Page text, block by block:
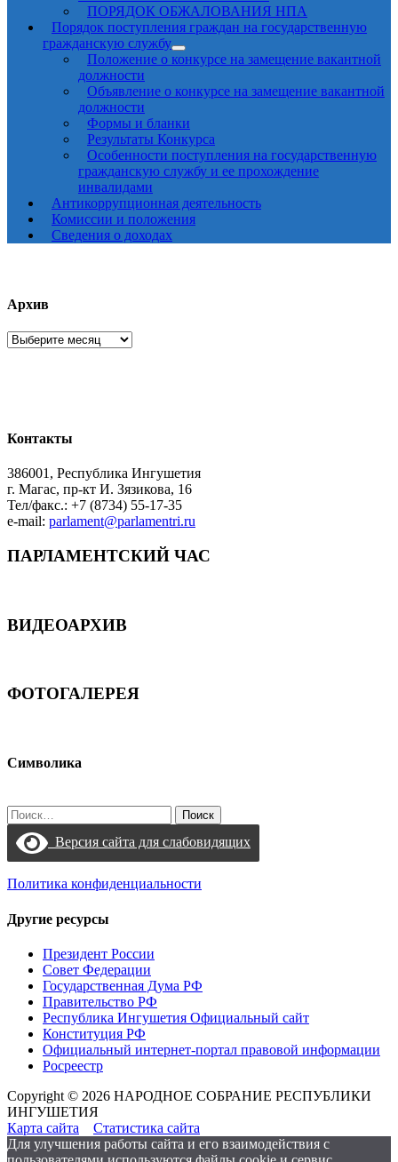
ПОРЯДОК ОБЖАЛОВАНИЯ НПА
Порядок поступления граждан на государственную
гражданскую службу
Положение о конкурсе на замещение вакантной
должности
Объявление о конкурсе на замещение вакантной
должности
Формы и бланки
Результаты Конкурса
Особенности поступления на государственную
гражданскую службу и ее прохождение
инвалидами
Антикоррупционная деятельность
Комиссии и положения
Сведения о доходах
Архив
Архив
Контакты
386001, Республика Ингушетия
г. Магас, пр-кт И. Зязикова, 16
Тел/факс.: +7 (8734) 55-17-35
e-mail: parlament@parlamentri.ru
ПАРЛАМЕНТСКИЙ ЧАС
ВИДЕОАРХИВ
ФОТОГАЛЕРЕЯ
Символика
Найти:
Версия сайта для слабовидящих
Политика конфиденциальности
Другие ресурсы
Президент России
Совет Федерации
Государственная Дума РФ
Правительство РФ
Республика Ингушетия Официальный сайт
Конституция РФ
Официальный интернет-портал правовой информации
Росреестр
Copyright © 2026 НАРОДНОЕ СОБРАНИЕ РЕСПУБЛИКИ
ИНГУШЕТИЯ
Карта сайта
Статистика сайта
Для улучшения работы сайта и его взаимодействия с